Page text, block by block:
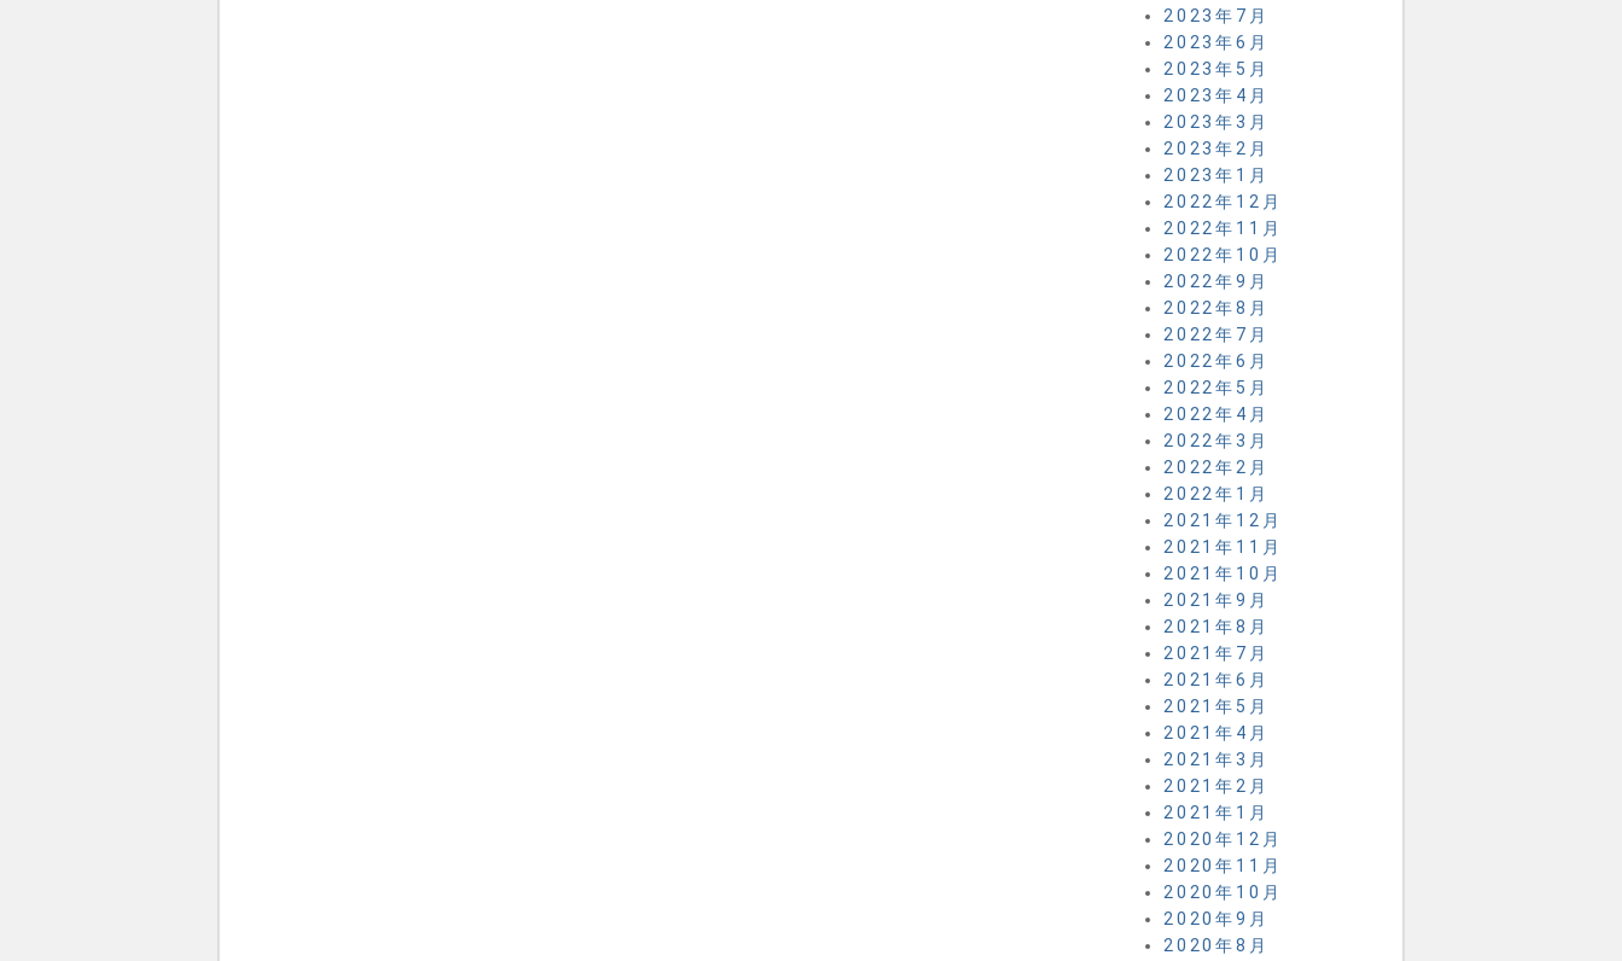
2023年7月
2023年6月
2023年5月
2023年4月
2023年3月
2023年2月
2023年1月
2022年12月
2022年11月
2022年10月
2022年9月
2022年8月
2022年7月
2022年6月
2022年5月
2022年4月
2022年3月
2022年2月
2022年1月
2021年12月
2021年11月
2021年10月
2021年9月
2021年8月
2021年7月
2021年6月
2021年5月
2021年4月
2021年3月
2021年2月
2021年1月
2020年12月
2020年11月
2020年10月
2020年9月
2020年8月